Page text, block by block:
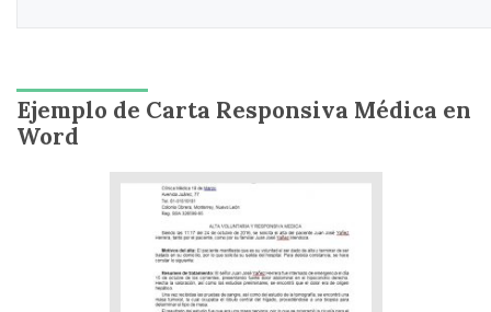
Ejemplo de Carta Responsiva Médica en
Word